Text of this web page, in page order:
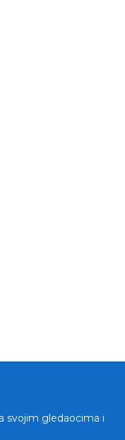
svojim gledaocima i